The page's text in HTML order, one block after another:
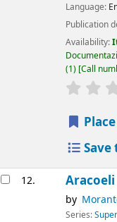
Language:
Publication
Availability:
(1) Call
star rating
Save
12.
by
Series: